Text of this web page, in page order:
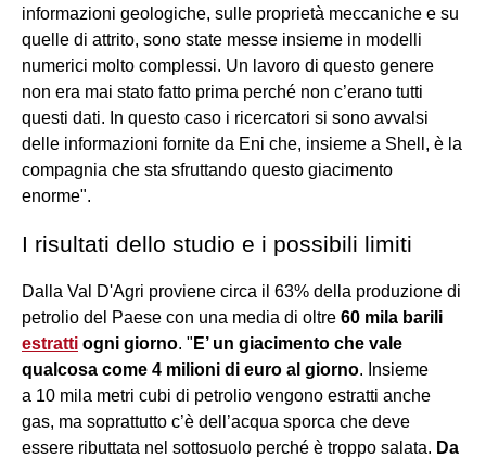
informazioni geologiche, sulle proprietà meccaniche e su
quelle di attrito, sono state messe insieme in modelli
numerici molto complessi. Un lavoro di questo genere
non era mai stato fatto prima perché non c’erano tutti
questi dati. In questo caso i ricercatori si sono avvalsi
delle informazioni fornite da Eni che, insieme a Shell, è la
compagnia che sta sfruttando questo giacimento
enorme".
I risultati dello studio e i possibili limiti
Dalla Val D'Agri proviene circa il 63% della produzione di
petrolio del Paese con una media di oltre 60 mila barili
estratti ogni giorno. " E’ un giacimento che vale
qualcosa come 4 milioni di euro al giorno. Insieme
a 10 mila metri cubi di petrolio vengono estratti anche
gas, ma soprattutto c’è dell’acqua sporca che deve
essere ributtata nel sottosuolo perché è troppo salata. Da